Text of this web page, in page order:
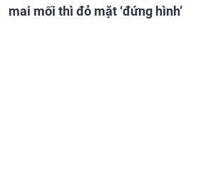
mai mối thì đỏ mặt ‘đứng hình’